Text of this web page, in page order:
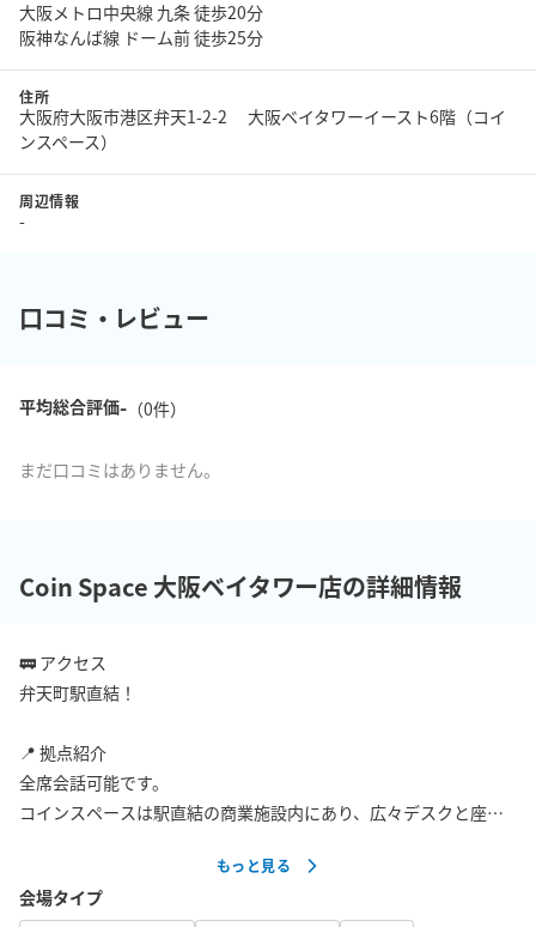
大阪メトロ中央線 九条 徒歩20分
阪神なんば線 ドーム前 徒歩25分
住所
大阪府大阪市港区弁天1-2-2 大阪ベイタワーイースト6階（コイ
ンスペース）
周辺情報
-
口コミ・レビュー
平均総合評価-（0件）
まだ口コミはありません。
Coin Space 大阪ベイタワー店の詳細情報
🚃 アクセス
弁天町駅直結！
📍 拠点紹介
全席会話可能です。
コインスペースは駅直結の商業施設内にあり、広々デスクと座り
もっと見る
会場タイプ